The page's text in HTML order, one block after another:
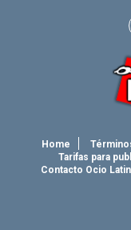
Home
Tarifas para
Contacto Ocio